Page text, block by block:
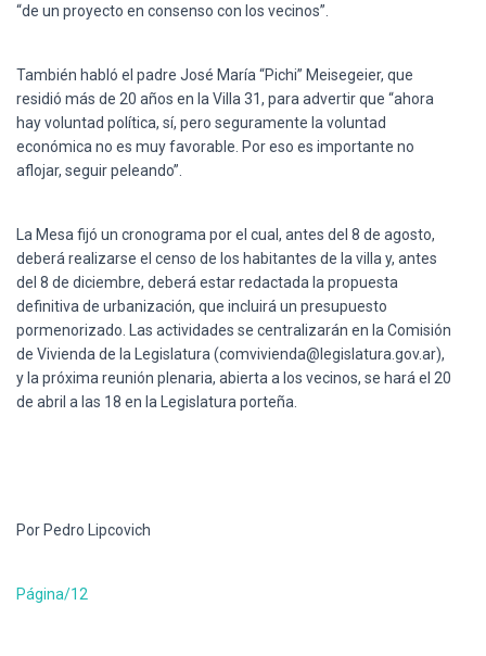
“de un proyecto en consenso con los vecinos”.
También habló el padre José María “Pichi” Meisegeier, que
residió más de 20 años en la Villa 31, para advertir que “ahora
hay voluntad política, sí, pero seguramente la voluntad
económica no es muy favorable. Por eso es importante no
aflojar, seguir peleando”.
La Mesa fijó un cronograma por el cual, antes del 8 de agosto,
deberá realizarse el censo de los habitantes de la villa y, antes
del 8 de diciembre, deberá estar redactada la propuesta
definitiva de urbanización, que incluirá un presupuesto
pormenorizado. Las actividades se centralizarán en la Comisión
de Vivienda de la Legislatura (comvivienda@legislatura.gov.ar),
y la próxima reunión plenaria, abierta a los vecinos, se hará el 20
de abril a las 18 en la Legislatura porteña.
Por Pedro Lipcovich
Página/12